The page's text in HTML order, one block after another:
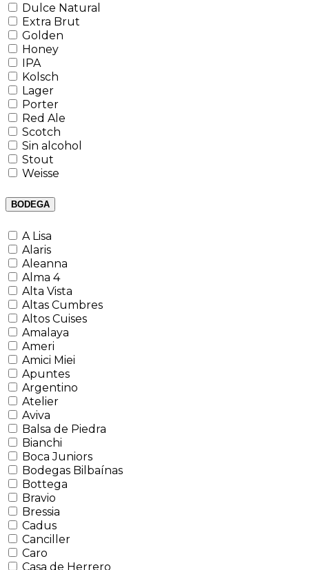
Dulce Natural
Extra Brut
Golden
Honey
IPA
Kolsch
Lager
Porter
Red Ale
Scotch
Sin alcohol
Stout
Weisse
BODEGA
A Lisa
Alaris
Aleanna
Alma 4
Alta Vista
Altas Cumbres
Altos Cuises
Amalaya
Ameri
Amici Miei
Apuntes
Argentino
Atelier
Aviva
Balsa de Piedra
Bianchi
Boca Juniors
Bodegas Bilbaínas
Bottega
Bravio
Bressia
Cadus
Canciller
Caro
Casa de Herrero